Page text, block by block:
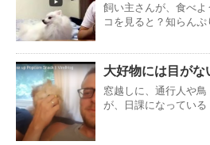
飼い主さんが、食べ
コを見ると？知らん
大好物には目が
窓越しに、通行人や
が、日課になってい